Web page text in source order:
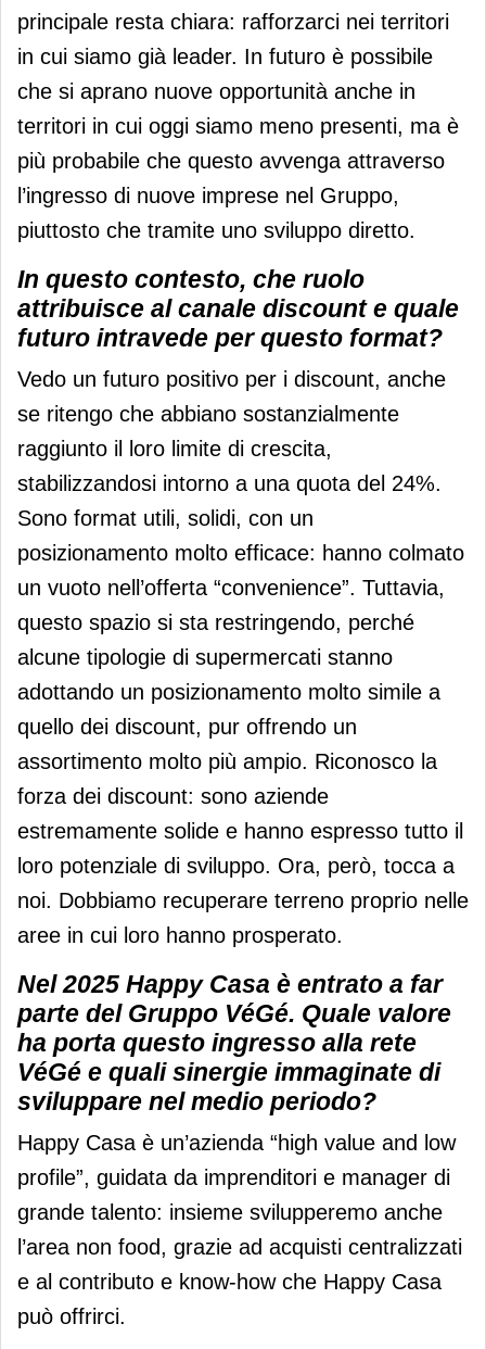
principale resta chiara: rafforzarci nei territori
in cui siamo già leader. In futuro è possibile
che si aprano nuove opportunità anche in
territori in cui oggi siamo meno presenti, ma è
più probabile che questo avvenga attraverso
l’ingresso di nuove imprese nel Gruppo,
piuttosto che tramite uno sviluppo diretto.
In questo contesto, che ruolo
attribuisce al canale discount e quale
futuro intravede per questo format?
Vedo un futuro positivo per i discount, anche
se ritengo che abbiano sostanzialmente
raggiunto il loro limite di crescita,
stabilizzandosi intorno a una quota del 24%.
Sono format utili, solidi, con un
posizionamento molto efficace: hanno colmato
un vuoto nell’offerta “convenience”. Tuttavia,
questo spazio si sta restringendo, perché
alcune tipologie di supermercati stanno
adottando un posizionamento molto simile a
quello dei discount, pur offrendo un
assortimento molto più ampio. Riconosco la
forza dei discount: sono aziende
estremamente solide e hanno espresso tutto il
loro potenziale di sviluppo. Ora, però, tocca a
noi. Dobbiamo recuperare terreno proprio nelle
aree in cui loro hanno prosperato.
Nel 2025 Happy Casa è entrato a far
parte del Gruppo VéGé. Quale valore
ha porta questo ingresso alla rete
VéGé e quali sinergie immaginate di
sviluppare nel medio periodo?
Happy Casa è un’azienda “high value and low
profile”, guidata da imprenditori e manager di
grande talento: insieme svilupperemo anche
l’area non food, grazie ad acquisti centralizzati
e al contributo e know-how che Happy Casa
può offrirci.